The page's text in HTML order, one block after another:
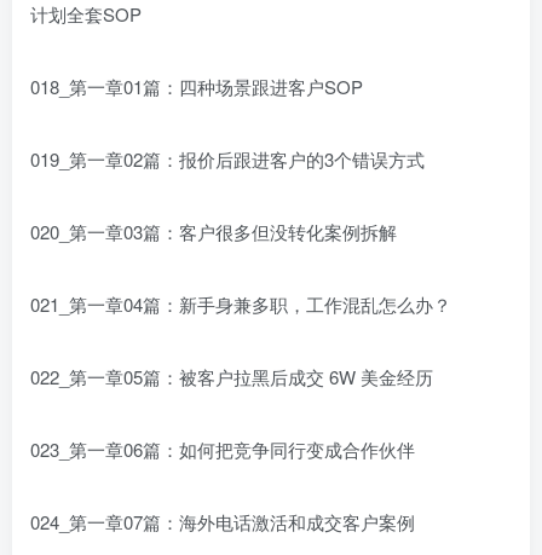
计划全套SOP
018_第一章01篇：四种场景跟进客户SOP
019_第一章02篇：报价后跟进客户的3个错误方式
020_第一章03篇：客户很多但没转化案例拆解
021_第一章04篇：新手身兼多职，工作混乱怎么办？
022_第一章05篇：被客户拉黑后成交 6W 美金经历
023_第一章06篇：如何把竞争同行变成合作伙伴
024_第一章07篇：海外电话激活和成交客户案例